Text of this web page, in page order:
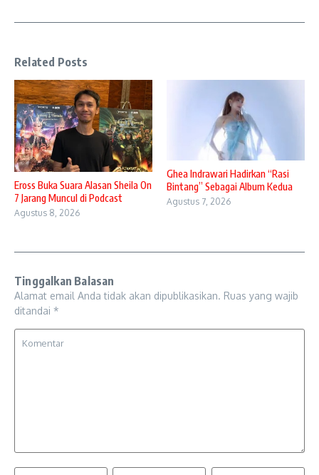
Related Posts
Eross Buka Suara Alasan Sheila On
7 Jarang Muncul di Podcast
Agustus 8, 2026
Ghea Indrawari Hadirkan “Rasi
Bintang” Sebagai Album Kedua
Agustus 7, 2026
Tinggalkan Balasan
Alamat email Anda tidak akan dipublikasikan. Ruas yang wajib
ditandai *